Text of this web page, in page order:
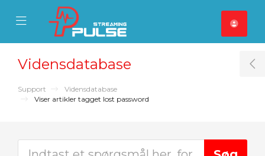
Mobile Menu
Mobile Menu
Vidensdatabase
Support
Vidensdatabase
Viser artikler tagget lost password